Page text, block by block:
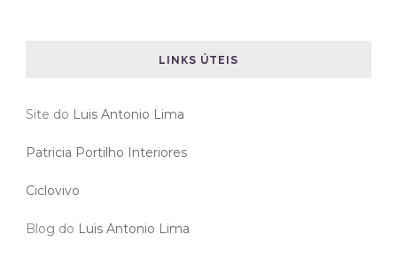
LINKS ÚTEIS
Site do Luis Antonio Lima
Patricia Portilho Interiores
Ciclovivo
Blog do Luis Antonio Lima